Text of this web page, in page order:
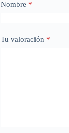
Nombre *
Tu valoración *